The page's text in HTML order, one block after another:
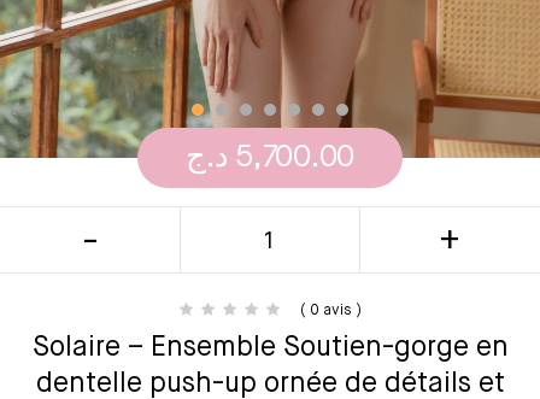
( 0 avis )
Solaire – Ensemble Soutien-gorge en
dentelle push-up ornée de détails et
5,700.00 د.ج